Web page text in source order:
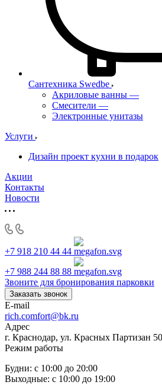
Сантехника Swedbe
Акриловые ванны —
Смесители —
Электронные унитазы
Услуги
Дизайн проект кухни в подарок
Акции
Контакты
Новости
+7 918 210 44 44
+7 988 244 88 88
Звоните для бронирования парковки
Заказать звонок
E-mail
rich.comfort@bk.ru
Адрес
г. Краснодар, ул. Красных Партизан
Режим работы
Будни: с 10:00 до 20:00
Выходные: с 10:00 до 19:00